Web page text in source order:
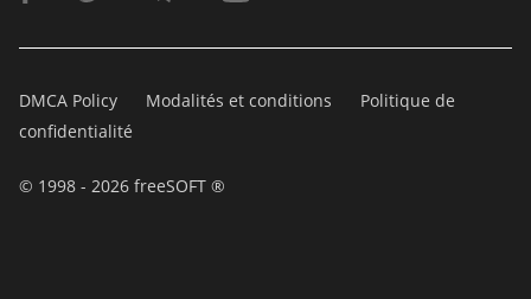
DMCA Policy Modalités et conditions
Politique de
confidentialité
© 1998 - 2026 freeSOFT ®